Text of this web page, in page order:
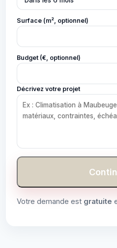
Surface (m², optionnel)
Budget (€, optionnel)
Décrivez votre projet
Votre demande est gratuite